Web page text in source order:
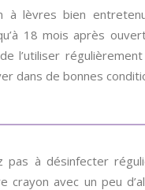
à lèvres bien
18 mois après
l’utiliser
dans de bonnes
pas à désinfecter
crayon avec un peu